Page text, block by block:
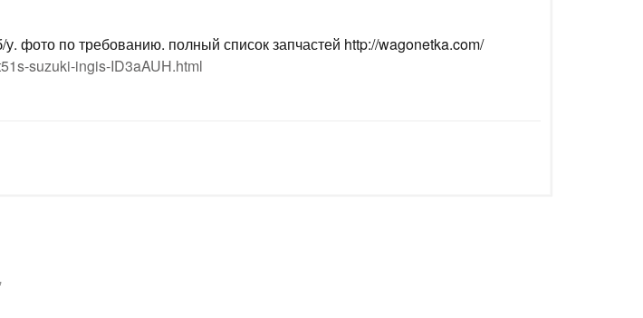
фото по требованию. полный список запчастей http://wagonetka.com/
suzuki-ingis-ID3aAUH.html